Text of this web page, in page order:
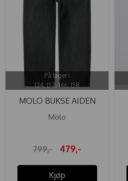
På lager i
134, 152, 146, 158
MOLO BUKSE AIDEN
CHARCOAL ...
Molo
799,- 479,-
Kjøp